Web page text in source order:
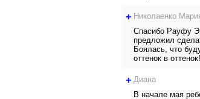
+ Николаенко
Спасибо Рауфу
предложил
Боялась, что
оттенок в
+ Диана
В начале мая